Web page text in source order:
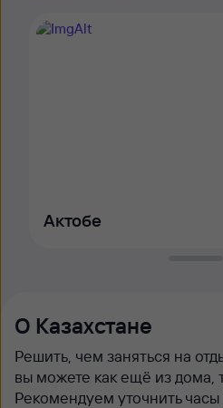
Актобе
О Казахстане
Решить, чем заняться на
вы можете как ещё из дома,
Рекомендуем уточнить